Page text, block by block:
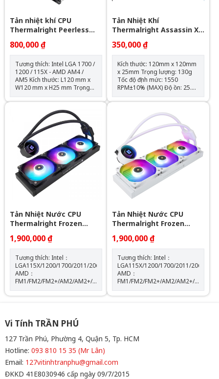
Tản nhiệt khí CPU
Thermalright Peerless
Assassin 120 SE ARGB
(Đen, 2 Tháp)
800,000 ₫
Tương thích: Intel LGA 1700 /
1200 / 115X - AMD AM4 /
AM5 Kích thước: L120 mm x
W120 mm x H25 mm Trọng
lượng: 120g Tốc độ định mức:
1550 RPM ± 10% (MAX) Mức
ồn: 25,6 dBA Lưu lượng
không khí: 66,17 CFM (MAX)
Áp suất không khí: 1,53mm
H2O (MAX) Ampe: 0.20 A Đầu
nối: 4 Pin (Đầu nối quạt PWM)
Đầu nối ARGB sync main
board: 3 PIN 5V ( sản phẩm
không kèm theo hub điều
khiển led) Loại vòng bi: Vòng
bi S-FDB
Tản Nhiệt Khí
Thermalright Assassin X
120 Refined SE RGB V2
350,000 ₫
Kích thước: 120mm x 120mm
x 25mm Trọng lượng: 130g
Tốc độ định mức: 1550
RPM±10% (MAX) Độ ồn: 25.6
dBA Lưu lượng không khí:
66,17 CFM (MAX) Áp suất
không khí: 1.53mm H2O
4 chân (đầu nối quạt PWM)
Loại vòng bi: Vòng bi S-FDB
Tản Nhiệt Nước CPU
Thermalright Frozen
Notte 360 BLACK ARGB
1,900,000 ₫
Tương thích: Intel：
LGA115X/1200/1700/2011/2066
AMD：
FM1/FM2/FM2+/AM2/AM2+/AM3/AM3+/AM4/AM5
Kích thước máy bơm: W72
mm x D72 mm x H54 mm Tốc
Độ ồn của máy bơm: 28 dBA
Màu sắc: BLACK
Tản Nhiệt Nước CPU
Thermalright Frozen
Notte 360 WHITE ARGB
1,900,000 ₫
Tương thích: Intel：
LGA115X/1200/1700/2011/2066
AMD：
FM1/FM2/FM2+/AM2/AM2+/AM3/
Kích thước máy bơm: W72
mm x D72 mm x H54 mm Tốc
Vi Tính TRẦN PHÚ
127 Trần Phú, Phường 4, Quận 5, Tp. HCM
Hotline: 093 810 15 35 (Mr Lân)
Email: 127vitinhtranphu@gmail.com
ĐKKD 41E8030946 cấp ngày 09/7/2015